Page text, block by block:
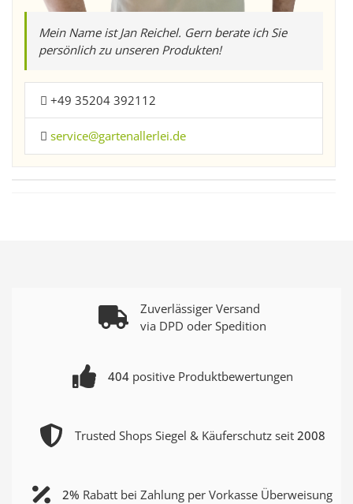
Mein Name ist Jan Reichel. Gern berate ich Sie
persönlich zu unseren Produkten!
+49 35204 392112
service@gartenallerlei.de
Zuverlässiger Versand
via DPD oder Spedition
404positive Produktbewertungen
Trusted Shops Siegel & Käuferschutz seit 2008
2% Rabatt bei Zahlung per Vorkasse Überweisung